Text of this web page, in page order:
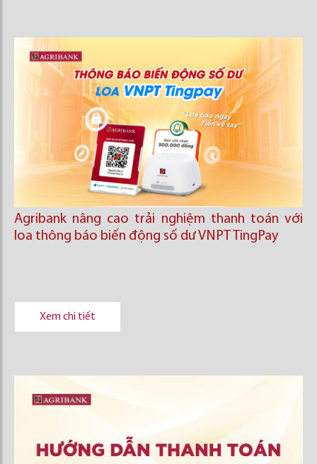
Agribank nâng cao trải nghiệm thanh toán với
loa thông báo biến động số dư VNPT TingPay
Xem chi tiết